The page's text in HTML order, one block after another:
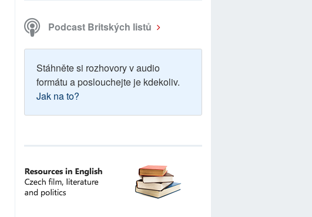
Podcast Britských listů
Stáhněte si rozhovory v audio
formátu a poslouchejte je kdekoliv.
Jak na to?